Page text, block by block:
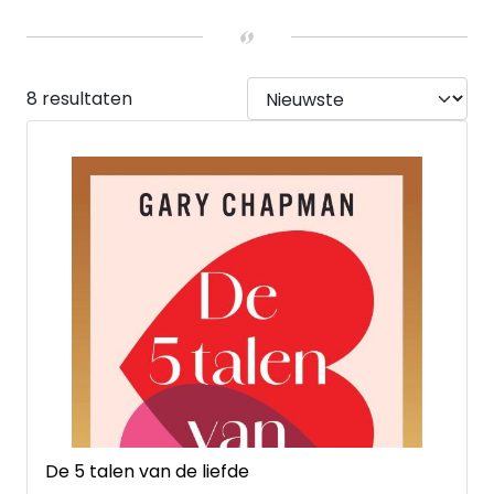
Hardback (2)
8 resultaten
De 5 talen van de liefde